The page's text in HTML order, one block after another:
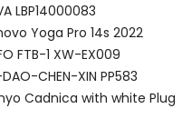
odzyskać całkowitą
różnić od opisu.
bateria do Asus
LBP14000083
Yoga Pro 14s 2022
FTB-1 XW-EX009
DAO-CHEN-XIN PP583
Cadnica with white Plug